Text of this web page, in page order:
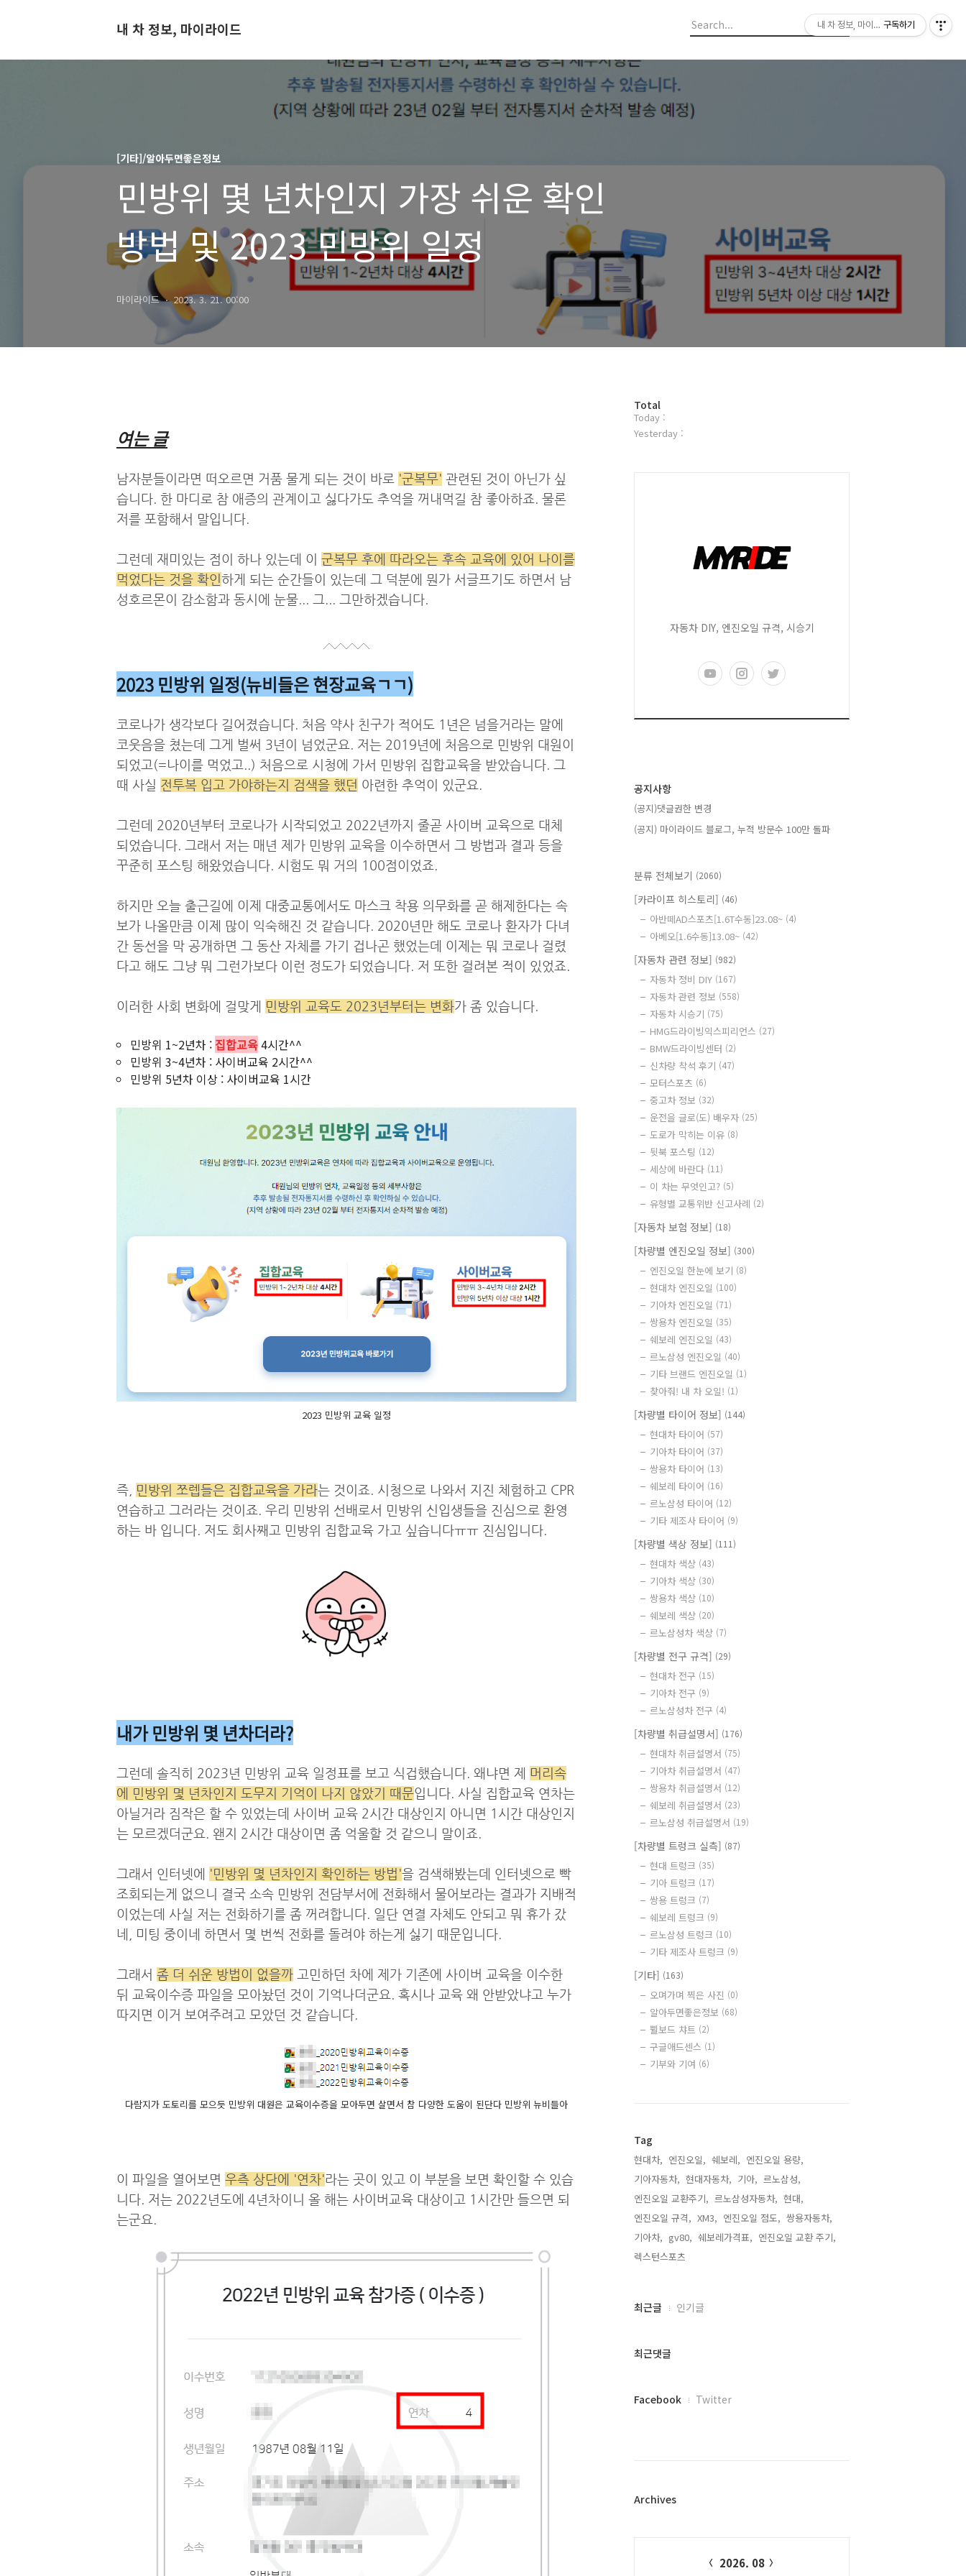
내 차 정보, 마이라이드
[기타]/알아두면좋은정보
민방위 몇 년차인지 가장 쉬운 확인
방법 및 2023 민방위 일정
마이라이드 2023. 3. 21. 00:00
여는 글
남자분들이라면 떠오르면 거품 물게 되는 것이 바로 '군복무' 관련된 것이 아닌가 싶
습니다. 한 마디로 참 애증의 관계이고 싫다가도 추억을 꺼내먹길 참 좋아하죠. 물론
저를 포함해서 말입니다.
그런데 재미있는 점이 하나 있는데 이 군복무 후에 따라오는 후속 교육에 있어 나이를
먹었다는 것을 확인하게 되는 순간들이 있는데 그 덕분에 뭔가 서글프기도 하면서 남
성호르몬이 감소함과 동시에 눈물... 그... 그만하겠습니다.
2023 민방위 일정(뉴비들은 현장교육ㄱㄱ)
코로나가 생각보다 길어졌습니다. 처음 약사 친구가 적어도 1년은 넘을거라는 말에
코웃음을 쳤는데 그게 벌써 3년이 넘었군요. 저는 2019년에 처음으로 민방위 대원이
되었고(=나이를 먹었고..) 처음으로 시청에 가서 민방위 집합교육을 받았습니다. 그
때 사실 전투복 입고 가야하는지 검색을 했던 아련한 추억이 있군요.
그런데 2020년부터 코로나가 시작되었고 2022년까지 줄곧 사이버 교육으로 대체
되었습니다. 그래서 저는 매년 제가 민방위 교육을 이수하면서 그 방법과 결과 등을
꾸준히 포스팅 해왔었습니다. 시험도 뭐 거의 100점이었죠.
하지만 오늘 출근길에 이제 대중교통에서도 마스크 착용 의무화를 곧 해제한다는 속
보가 나올만큼 이제 많이 익숙해진 것 같습니다. 2020년만 해도 코로나 환자가 다녀
간 동선을 막 공개하면 그 동산 자체를 가기 겁나곤 했었는데 이제는 뭐 코로나 걸렸
다고 해도 그냥 뭐 그런가보다 이런 정도가 되었습니다. 저 또한 걸려본 적이 있었죠.
이러한 사회 변화에 걸맞게 민방위 교육도 2023년부터는 변화가 좀 있습니다.
민방위 1~2년차 : 집합교육4시간^^
민방위 3~4년차 : 사이버교육 2시간^^
민방위 5년차 이상 : 사이버교육 1시간
2023 민방위 교육 일정
즉, 민방위 쪼렙들은 집합교육을 가라는 것이죠. 시청으로 나와서 지진 체험하고 CPR
연습하고 그러라는 것이죠. 우리 민방위 선배로서 민방위 신입생들을 진심으로 환영
하는 바 입니다. 저도 회사째고 민방위 집합교육 가고 싶습니다ㅠㅠ 진심입니다.
내가 민방위 몇 년차더라?
그런데 솔직히 2023년 민방위 교육 일정표를 보고 식겁했습니다. 왜냐면 제 머리속
에 민방위 몇 년차인지 도무지 기억이 나지 않았기 때문입니다. 사실 집합교육 연차는
아닐거라 짐작은 할 수 있었는데 사이버 교육 2시간 대상인지 아니면 1시간 대상인지
는 모르겠더군요. 왠지 2시간 대상이면 좀 억울할 것 같으니 말이죠.
그래서 인터넷에 '민방위 몇 년차인지 확인하는 방법'을 검색해봤는데 인터넷으로 빡
조회되는게 없으니 결국 소속 민방위 전담부서에 전화해서 물어보라는 결과가 지배적
이었는데 사실 저는 전화하기를 좀 꺼려합니다. 일단 연결 자체도 안되고 뭐 휴가 갔
네, 미팅 중이네 하면서 몇 번씩 전화를 돌려야 하는게 싫기 때문입니다.
그래서 좀 더 쉬운 방법이 없을까 고민하던 차에 제가 기존에 사이버 교육을 이수한
뒤 교육이수증 파일을 모아놨던 것이 기억나더군요. 혹시나 교육 왜 안받았냐고 누가
따지면 이거 보여주려고 모았던 것 같습니다.
다람지가 도토리를 모으듯 민방위 대원은 교육이수증을 모아두면 살면서 참 다양한 도움이 된단다 민방위 뉴비들아
이 파일을 열어보면 우측 상단에 '연차'라는 곳이 있고 이 부분을 보면 확인할 수 있습
니다. 저는 2022년도에 4년차이니 올 해는 사이버교육 대상이고 1시간만 들으면 되
는군요.
방
문
자
Total
Today :
Yesterday :
자동차 DIY, 엔진오일 규격, 시승기
공지사항
(공지)댓글권한 변경
(공지) 마이라이드 블로그, 누적 방문수 100만 돌파
분류 전체보기 (2060)
[카라이프 히스토리] (46)
아반떼AD스포츠[1.6T수동]23.08~ (4)
아베오[1.6수동]13.08~ (42)
[자동차 관련 정보] (982)
자동차 정비 DIY (167)
자동차 관련 정보 (558)
자동차 시승기 (75)
HMG드라이빙익스피리언스 (27)
BMW드라이빙센터 (2)
신차량 착석 후기 (47)
모터스포츠 (6)
중고차 정보 (32)
운전을 글로(도) 배우자 (25)
도로가 막히는 이유 (8)
뒷북 포스팅 (12)
세상에 바란다 (11)
이 차는 무엇인고? (5)
유형별 교통위반 신고사례 (2)
[자동차 보험 정보] (18)
[차량별 엔진오일 정보] (300)
엔진오일 한눈에 보기 (8)
현대차 엔진오일 (100)
기아차 엔진오일 (71)
쌍용차 엔진오일 (35)
쉐보레 엔진오일 (43)
르노삼성 엔진오일 (40)
기타 브랜드 엔진오일 (1)
찾아줘! 내 차 오일! (1)
[차량별 타이어 정보] (144)
현대차 타이어 (57)
기아차 타이어 (37)
쌍용차 타이어 (13)
쉐보레 타이어 (16)
르노삼성 타이어 (12)
기타 제조사 타이어 (9)
[차량별 색상 정보] (111)
현대차 색상 (43)
기아차 색상 (30)
쌍용차 색상 (10)
쉐보레 색상 (20)
르노삼성차 색상 (7)
[차량별 전구 규격] (29)
현대차 전구 (15)
기아차 전구 (9)
르노삼성차 전구 (4)
[차량별 취급설명서] (176)
현대차 취급설명서 (75)
기아차 취급설명서 (47)
쌍용차 취급설명서 (12)
쉐보레 취급설명서 (23)
르노삼성 취급설명서 (19)
[차량별 트렁크 실측] (87)
현대 트렁크 (35)
기아 트렁크 (17)
쌍용 트렁크 (7)
쉐보레 트렁크 (9)
르노삼성 트렁크 (10)
기타 제조사 트렁크 (9)
[기타] (163)
오며가며 찍은 사진 (0)
알아두면좋은정보 (68)
쀨보드 챠트 (2)
구글애드센스 (1)
기부와 기여 (6)
Tag
현대차, 엔진오일, 쉐보레, 엔진오일 용량,
기아자동차, 현대자동차, 기아, 르노삼성,
엔진오일 교환주기, 르노삼성자동차, 현대,
엔진오일 규격, XM3, 엔진오일 점도, 쌍용자동차,
기아차, gv80, 쉐보레가격표, 엔진오일 교환 주기,
렉스턴스포츠,
최
과
글
최근글 인기글
최근댓글
페
플
Facebook Twitter
Archives
2026. 08
내 차 정보, 마이라이드구독하기